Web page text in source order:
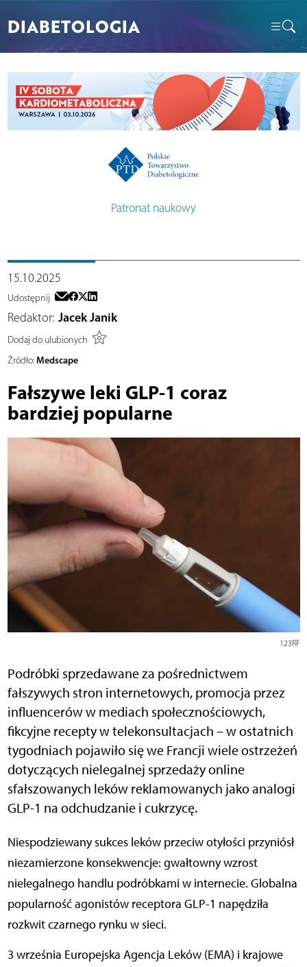
DIABETOLOGIA
Patronat naukowy
15.10.2025
Udostępnij
Redaktor: Jacek Janik
Dodaj do ulubionych
Źródło: Medscape
Fałszywe leki GLP-1 coraz
bardziej popularne
123RF
Podróbki sprzedawane za pośrednictwem
fałszywych stron internetowych, promocja przez
influencerów w mediach społecznościowych,
fikcyjne recepty w telekonsultacjach – w ostatnich
tygodniach pojawiło się we Francji wiele ostrzeżeń
dotyczących nielegalnej sprzedaży online
sfałszowanych leków reklamowanych jako analogi
GLP-1 na odchudzanie i cukrzycę.
Niespodziewany sukces leków przeciw otyłości przyniósł
niezamierzone konsekwencje: gwałtowny wzrost
nielegalnego handlu podróbkami w internecie. Globalna
popularność agonistów receptora GLP-1 napędziła
rozkwit czarnego rynku w sieci.
3 września Europejska Agencja Leków (EMA) i krajowe